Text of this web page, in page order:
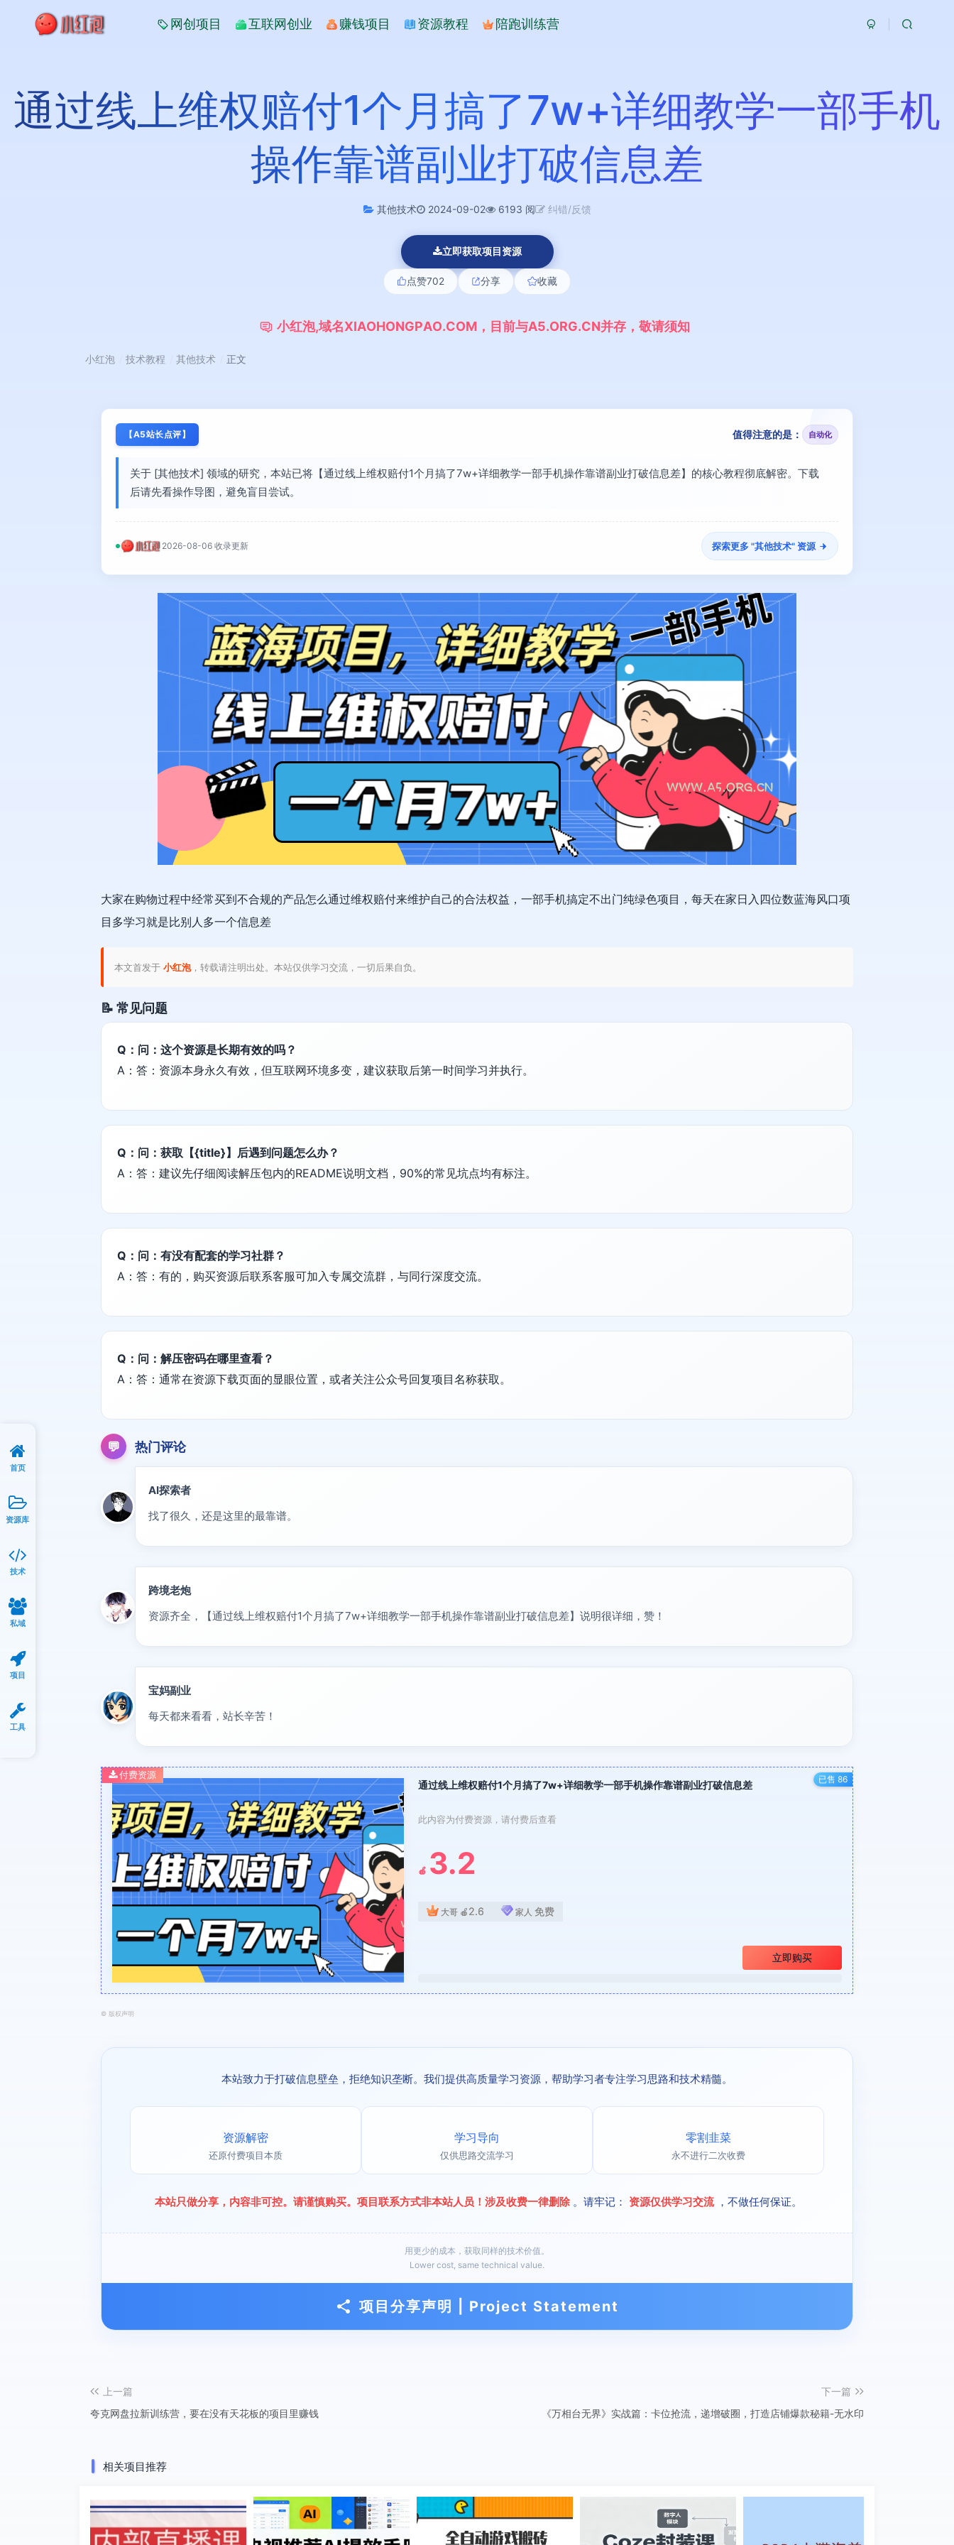
网创项目 互联网创业 赚钱项目 资源教程 陪跑训练营
通过线上维权赔付1个月搞了7w+详细教学一部手机
操作靠谱副业打破信息差
其他技术 2024-09-02 6193 阅 纠错/反馈
立即获取项目资源
点赞702 分享 收藏
小红泡,域名XIAOHONGPAO.COM ， 目 前与A5.ORG.CN并存 ， 敬请须知
小红泡 技术教程 其他技术 正文
【A5站长点评】 值得注意的是： 自动化
关于 [其他技术] 领域的研究，本站已将【通过线上维权赔付1个月搞了7w+详细教学一部手机操作靠谱副业打破信息差】的核心教程彻底解密。下载
后请先看操作导图，避免盲目尝试。
2026-08-06 收录更新 探索更多 "其他技术" 资源
大家在购物过程中经常买到不合规的产品怎么通过维权赔付来维护自己的合法权益，一部手机搞定不出门纯绿色项目，每天在家日入四位数蓝海风口项
目多学习就是比别人多一个信息差
本文首发于 小红泡，转载请注明出处。本站仅供学习交流，一切后果自负。
📝 常见问题
Q：问：这个资源是长期有效的吗？
A：答：资源本身永久有效，但互联网环境多变，建议获取后第一时间学习并执行。
Q：问：获取【{title}】后遇到问题怎么办？
A：答：建议先仔细阅读解压包内的README说明文档，90%的常见坑点均有标注。
Q：问：有没有配套的学习社群？
A：答：有的，购买资源后联系客服可加入专属交流群，与同行深度交流。
Q：问：解压密码在哪里查看？
A：答：通常在资源下载页面的显眼位置，或者关注公众号回复项目名称获取。
💬 热门评论
AI探索者
找了很久，还是这里的最靠谱。
跨境老炮
资源齐全，【通过线上维权赔付1个月搞了7w+详细教学一部手机操作靠谱副业打破信息差】说明很详细，赞！
宝妈副业
每天都来看看，站长辛苦！
通过线上维权赔付1个月搞了7w+详细教学一部手机操作靠谱副业打破信息差
此内容为付费资源，请付费后查看
🍎 3.2
大哥 🍎 2.6 家人 免费
立即购买
付费资源 已售 86
© 版权声明
本站致力于打破信息壁垒，拒绝知识垄断。我们提供高质量学习资源，帮助学习者专注学习思路和技术精髓。
资源解密
还原付费项目本质
学习导向
仅供思路交流学习
零割韭菜
永不进行二次收费
本站只做分享，内容非可控。请谨慎购买。项目联系方式非本站人员！涉及收费一律删除 。请牢记： 资源仅供学习交流 ，不做任何保证。
用更少的成本，获取同样的技术价值。
Lower cost, same technical value.
项目分享声明 | Project Statement
上一篇
夸克网盘拉新训练营，要在没有天花板的项目里赚钱
下一篇
《万相台无界》实战篇：卡位抢流，递增破圈，打造店铺爆款秘籍-无水印
相关项目推荐
首页
资源库
技术
私域
项目
工具